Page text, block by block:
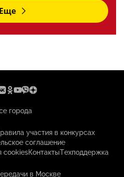
Еще
города
участия в конкурсах
соглашение
cookiesКонтактыТехподдержка
в Москве